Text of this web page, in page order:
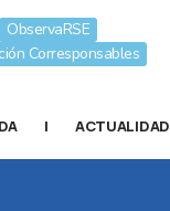
ObservaRSE
Corresponsables
| ACTUALIDAD